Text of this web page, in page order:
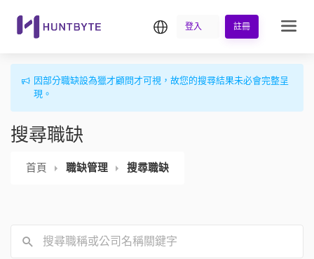
繁中登入 註冊
因部分職缺設為獵才顧問才可視，故您的搜尋結果未必會完整呈
現。
搜尋職缺
首頁 職缺管理 搜尋職缺